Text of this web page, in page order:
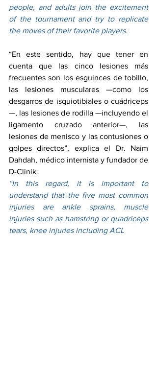
people, and adults join the excitement
of the tournament and try to replicate
the moves of their favorite players.
“En este sentido, hay que tener en
cuenta que las cinco lesiones más
frecuentes son los esguinces de tobillo,
las lesiones musculares —como los
desgarros de isquiotibiales o cuádriceps
—, las lesiones de rodilla —incluyendo el
ligamento cruzado anterior—, las
lesiones de menisco y las contusiones o
golpes directos”, explica el Dr. Naim
Dahdah, médico internista y fundador de
D-Clinik.
“In this regard, it is important to
understand that the five most common
injuries are ankle sprains, muscle
injuries such as hamstring or quadriceps
tears, knee injuries including ACL